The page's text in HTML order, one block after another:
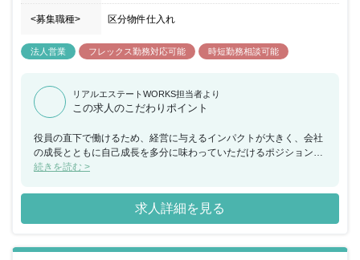
<募集職種> 区分物件仕入れ
法人営業 フレックス勤務対応可能 時短勤務相談可能
リアルエステートWORKS担当者より
この求人のこだわりポイント
役員の直下で働けるため、経営に与えるインパクトが大きく、会社
の成長とともに自己成長を多分に味わっていただけるポジションで
す。また、成果を出した分、インセンティブがありますので、頑張
続きを読む >
求人詳細を見る